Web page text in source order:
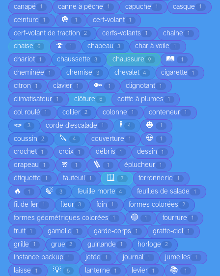
canapé 1 canne à pêche 1 capuche 1 casque 1
ceinture 1 🔘 1 cerf-volant 1
cerf-volant de traction 2 cerfs-volants 1 chaîne 1
chaise 6 🍄 1 chapeau 3 char à voile 1
chariot 1 chaussette 3 chaussure 9 🛤️ 1
cheminée 1 chemise 3 chevalet 4 cigarette 1
citron 1 clavier 1 🔑 1 clignotant 1
climatisateur 1 clôture 6 coiffe à plumes 1
col roulé 1 collier 2 colonne 1 conteneur 1
🪢 3 corde d'escalade 1 🕴️ 4 🎃 1
coussin 2 🔪 4 couverture 1 💀 1
crochet 1 croix 1 débris 1 dessin 1
drapeau 1 🧣 1 🪜 1 éplucheur 1
étiquette 1 fauteuil 1 🪟 7 ferronnerie 1
🔥 1 🍃 3 feuille morte 4 feuilles de salade 1
fil de fer 1 fleur 3 foin 1 formes colorées 2
formes géométriques colorées 1 🔵 1 fourrure 1
fruit 1 gamelle 1 garde-corps 1 gratte-ciel 1
grille 1 grue 2 guirlande 1 horloge 2
instance backup 1 jetée 1 journal 1 jumelles 1
laisse 1 💡 5 lanterne 1 levier 1 📚 1